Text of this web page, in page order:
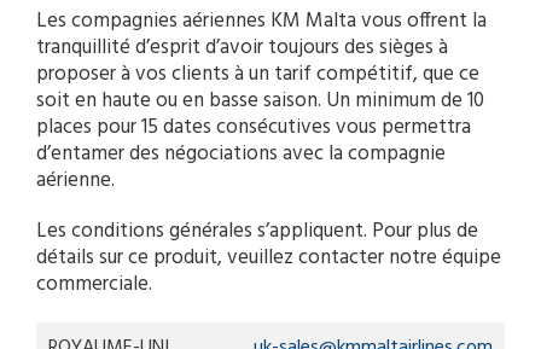
to
select
a
result.
Press
enter
to
the
result.
Les compagnies aériennes KM Malta vous offrent la
tranquillité d’esprit d’avoir toujours des sièges à
proposer à vos clients à un tarif compétitif, que ce
soit en haute ou en basse saison. Un minimum de 10
places pour 15 dates consécutives vous permettra
d’entamer des négociations avec la compagnie
aérienne.
Les conditions générales s’appliquent. Pour plus de
détails sur ce produit, veuillez contacter notre équipe
commerciale.